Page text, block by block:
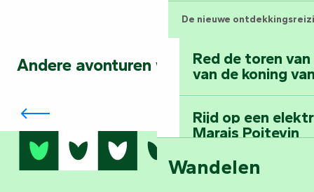
De nieuwe
Red de toren
van de koning
Rijd op een
Marais Poitevin
Bedwing de
Wandelen
Andere avonturen wachten op je…
Fiets door de Marais Poitevin met een
gepassioneerde gids